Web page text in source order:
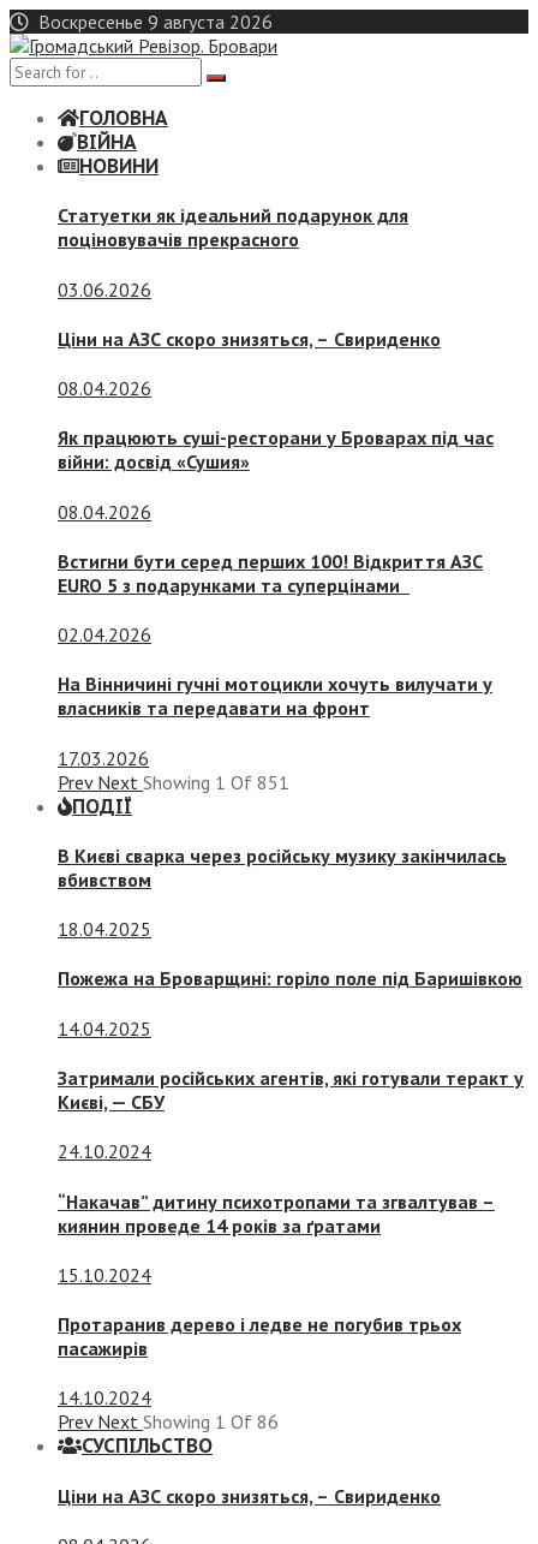
Skip
to
content
Воскресенье 9 августа 2026
ГОЛОВНА
ВІЙНА
НОВИНИ
Статуетки як ідеальний подарунок для
поціновувачів прекрасного
03.06.2026
Ціни на АЗС скоро знизяться, – Свириденко
08.04.2026
Як працюють суші-ресторани у Броварах під час
війни: досвід «Сушия»
08.04.2026
Встигни бути серед перших 100! Відкриття АЗС
EURO 5 з подарунками та суперцінами
02.04.2026
На Вінничині гучні мотоцикли хочуть вилучати у
власників та передавати на фронт
17.03.2026
Prev Next Showing 1 Of 851
ПОДІЇ
В Києві сварка через російську музику закінчилась
вбивством
18.04.2025
Пожежа на Броварщині: горіло поле під Баришівкою
14.04.2025
Затримали російських агентів, які готували теракт у
Києві, — СБУ
24.10.2024
“Накачав” дитину психотропами та згвалтував –
киянин проведе 14 років за ґратами
15.10.2024
Протаранив дерево і ледве не погубив трьох
пасажирів
14.10.2024
Prev Next Showing 1 Of 86
СУСПIЛЬСТВО
Ціни на АЗС скоро знизяться, – Свириденко